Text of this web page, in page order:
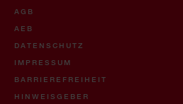
AGB
AEB
DATENSCHUTZ
IMPRESSUM
BARRIEREFREIHEIT
HINWEISGEBER